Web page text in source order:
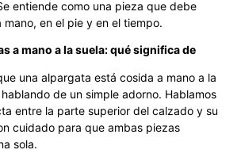
entiende como una pieza que debe
en el pie y en el tiempo.
a mano a la suela: qué significa de
una alpargata está cosida a mano a la
de un simple adorno. Hablamos
entre la parte superior del calzado y su
cuidado para que ambas piezas
sola.